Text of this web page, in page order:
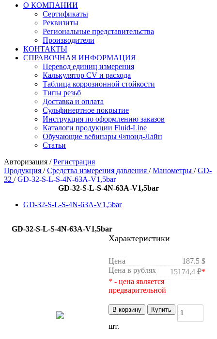
О КОМПАНИИ
Сертификаты
Реквизиты
Региональные представительства
Производители
КОНТАКТЫ
СПРАВОЧНАЯ ИНФОРМАЦИЯ
Перевод единиц измерения
Калькулятор CV и расхода
Таблица коррозионной стойкости
Типы резьб
Доставка и оплата
Сульфинертное покрытие
Инструкция по оформлению заказов
Каталоги продукции Fluid-Line
Обучающие вебинары Флюид-Лайн
Статьи
Авторизация /Регистрация
Продукция /Средства измерения давления /Манометры /GD-
32 /GD-32-S-L-S-4N-63A-V1,5bar
GD-32-S-L-S-4N-63A-V1,5bar
GD-32-S-L-S-4N-63A-V1,5bar
GD-32-S-L-S-4N-63A-V1,5bar
Характеристики
Цена
187.5 $
Цена в рублях
15174,4 ₽*
* - цена является
предварительной
В корзину Купить
шт.